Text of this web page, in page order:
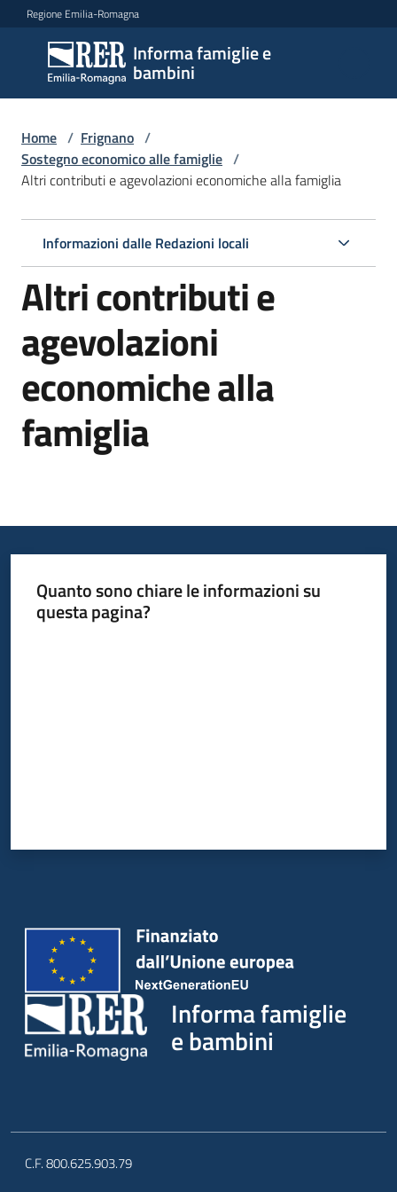
Vai al contenuto
Vai alla navigazione
Vai al footer
Regione Emilia-Romagna
Informa famiglie e
bambini
Informa
famiglie
e
bambini
per
famiglie
Informazioni
Newsletter
Home / Frignano /
Sostegno economico alle famiglie /
Altri contributi e agevolazioni economiche alla famiglia
Informazioni dalle Redazioni locali
Altri contributi e
agevolazioni
economiche alla
famiglia
Quanto sono chiare le informazioni su
questa pagina?
Informa famiglie
e bambini
C.F. 800.625.903.79